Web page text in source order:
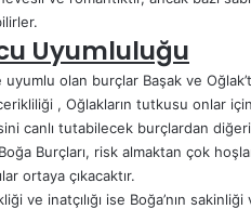
Uyumluluğu
olan burçlar Başak ve
, Oğlakların tutkusu onlar
canlı tutabilecek burçlardan
Burçları, risk almaktan çok
ortaya çıkacaktır.
ve inatçılığı ise Boğa’nın